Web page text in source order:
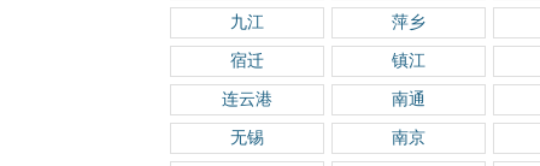
九江 萍乡
宿迁 镇江
连云港 南通
无锡 南京